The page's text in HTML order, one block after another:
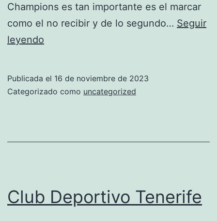
Champions es tan importante es el marcar
como el no recibir y de lo segundo… Seguir
leyendo
Club
Publicada el 16 de noviembre de 2023
Categorizado como uncategorized
Club Deportivo Tenerife